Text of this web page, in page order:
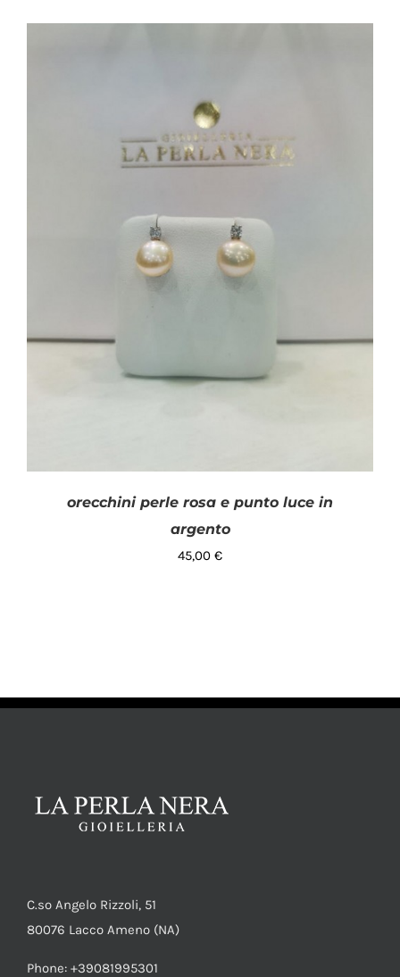
AGGIUNGI AL CARRELLO
AGGIUNGI AL CARRELLO / DETTAGLI
orecchini perle rosa e punto luce in
argento
45,00 €
C.so Angelo Rizzoli, 51
80076 Lacco Ameno (NA)
Phone: +39081995301